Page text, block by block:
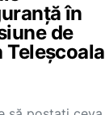
în
de
Teleșcoala